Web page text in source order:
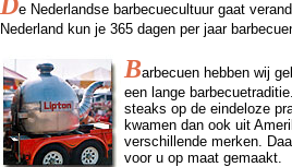
e Nederlandse barbecuecultuur gaat
Nederland kun je 365 dagen per jaar
Barbecuen hebben wij
een lange
steaks op de eindeloze
kwamen dan ook uit
verschillende merken.
voor u op maat gemaakt.